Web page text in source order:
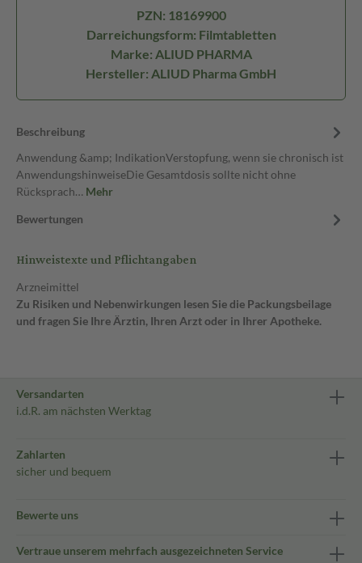
PZN: 18169900
Darreichungsform: Filmtabletten
Marke: ALIUD PHARMA
Hersteller: ALIUD Pharma GmbH
Beschreibung
Anwendung &amp; IndikationVerstopfung, wenn sie chronisch ist
AnwendungshinweiseDie Gesamtdosis sollte nicht ohne
Rücksprach… Mehr
Bewertungen
Hinweistexte und Pflichtangaben
Arzneimittel
Zu Risiken und Nebenwirkungen lesen Sie die Packungsbeilage
und fragen Sie Ihre Ärztin, Ihren Arzt oder in Ihrer Apotheke.
Versandarten
i.d.R. am nächsten Werktag
Zahlarten
sicher und bequem
Bewerte uns
Vertraue unserem mehrfach ausgezeichneten Service